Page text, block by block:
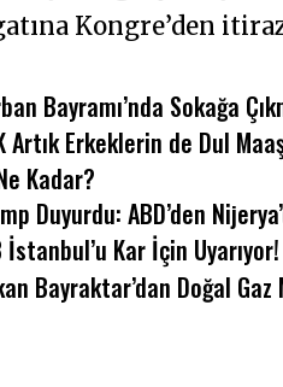
Kongre’den
Bayramı’nda Sokağa
Artık Erkeklerin de Dul
Kadar?
Duyurdu: ABD’den
İstanbul’u Kar İçin Uyarıyor!
Bayraktar’dan Doğal Gaz